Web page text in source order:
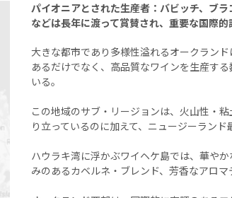
パイオニアとされた生産者：バビッチ、ブ
などは長年に渡って賞賛され、重要な国際的
大きな都市であり多様性溢れるオークラン
あるだけでなく、高品質なワインを生産す
いる。
この地域のサブ・リージョンは、火山性・
り立っているのに加えて、ニュージーランド
ハウラキ湾に浮かぶワイヘケ島では、華や
みのあるカベルネ・ブレンド、芳香なアロマ